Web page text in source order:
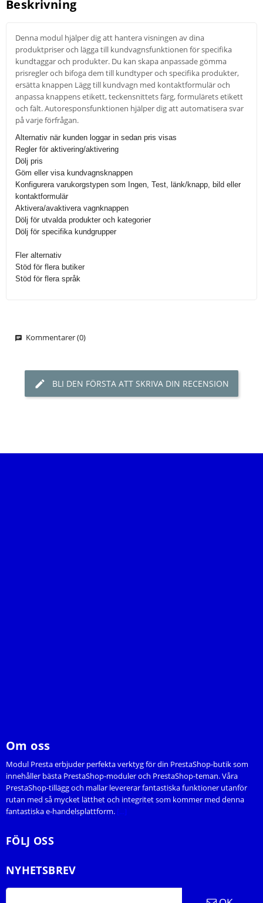
Beskrivning
Denna modul hjälper dig att hantera visningen av dina
produktpriser och lägga till kundvagnsfunktionen för specifika
kundtaggar och produkter. Du kan skapa anpassade gömma
prisregler och bifoga dem till kundtyper och specifika produkter,
ersätta knappen Lägg till kundvagn med kontaktformulär och
anpassa knappens etikett, teckensnittets färg, formulärets etikett
och fält. Autoresponsfunktionen hjälper dig att automatisera svar
på varje förfrågan.
Alternativ när kunden loggar in sedan pris visas
Regler för aktivering/aktivering
Dölj pris
Göm eller visa kundvagnsknappen
Konfigurera varukorgstypen som Ingen, Test, länk/knapp, bild eller
kontaktformulär
Aktivera/avaktivera vagnknappen
Dölj för utvalda produkter och kategorier
Dölj för specifika kundgrupper
Fler alternativ
Stöd för flera butiker
Stöd för flera språk
Kommentarer (0)
BLI DEN FÖRSTA ATT SKRIVA DIN RECENSION
Om oss
Modul Presta erbjuder perfekta verktyg för din PrestaShop-butik som
innehåller bästa PrestaShop-moduler och PrestaShop-teman. Våra
PrestaShop-tillägg och mallar levererar fantastiska funktioner utanför
rutan med så mycket lätthet och integritet som kommer med denna
fantastiska e-handelsplattform. [...]
FÖLJ OSS
NYHETSBREV